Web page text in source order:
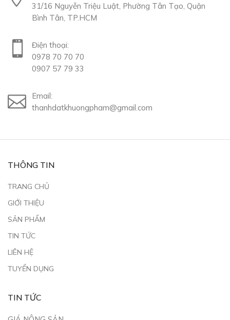
31/16 Nguyễn Triệu Luật, Phường Tân Tạo, Quận
Bình Tân, TP.HCM
Điện thoại:
0978 70 70 70
0907 57 79 33
Email:
thanhdatkhuongpham@gmail.com
THÔNG TIN
TRANG CHỦ
GIỚI THIỆU
SẢN PHẨM
TIN TỨC
LIÊN HỆ
TUYỂN DỤNG
TIN TỨC